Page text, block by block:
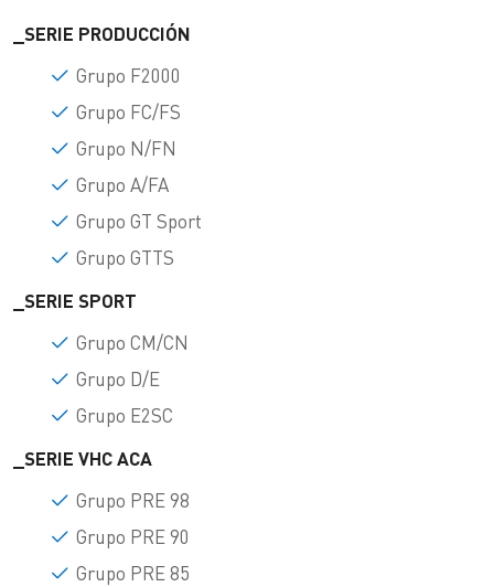
_SERIE PRODUCCIÓN
Grupo F2000
Grupo FC/FS
Grupo N/FN
Grupo A/FA
Grupo GT Sport
Grupo GTTS
_SERIE SPORT
Grupo CM/CN
Grupo D/E
Grupo E2SC
_SERIE VHC ACA
Grupo PRE 98
Grupo PRE 90
Grupo PRE 85